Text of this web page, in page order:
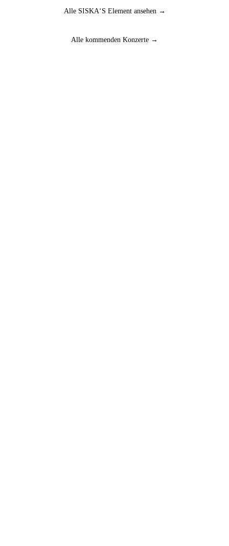
Alle SISKA‘S Element ansehen →
Alle kommenden Konzerte →